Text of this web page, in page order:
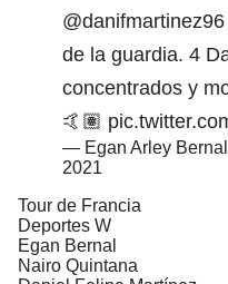
@danifmartinez96
de la guardia. 4
concentrados y
🤙🏽
— Egan Arley
2021
Tour de Francia
Deportes W
Egan Bernal
Nairo Quintana